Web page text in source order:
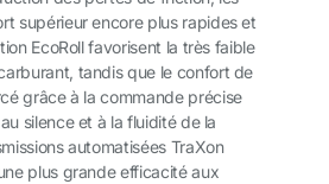
supérieur encore plus rapides et
EcoRoll favorisent la très faible
tandis que le confort de
grâce à la commande précise
silence et à la fluidité de la
automatisées TraXon
plus grande efficacité aux